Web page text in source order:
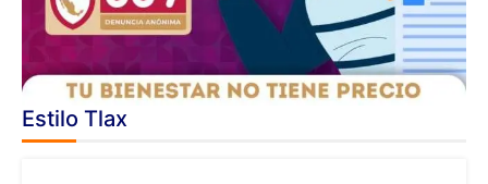
Estilo Tlax